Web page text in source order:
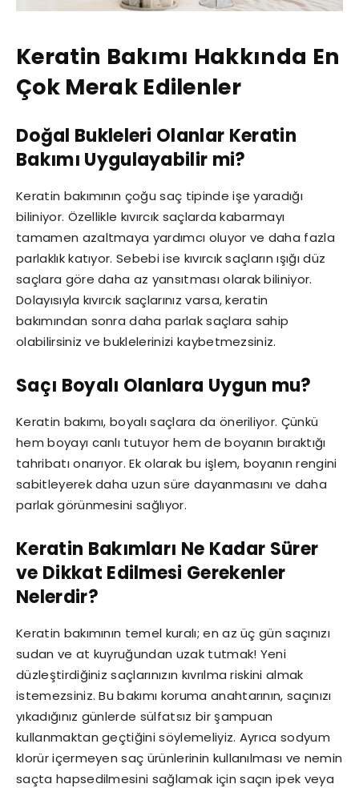
Keratin Bakımı Hakkında En
Çok Merak Edilenler
Doğal Bukleleri Olanlar Keratin
Bakımı Uygulayabilir mi?
Keratin bakımının çoğu saç tipinde işe yaradığı
biliniyor. Özellikle kıvırcık saçlarda kabarmayı
tamamen azaltmaya yardımcı oluyor ve daha fazla
parlaklık katıyor. Sebebi ise kıvırcık saçların ışığı düz
saçlara göre daha az yansıtması olarak biliniyor.
Dolayısıyla kıvırcık saçlarınız varsa, keratin
bakımından sonra daha parlak saçlara sahip
olabilirsiniz ve buklelerinizi kaybetmezsiniz.
Saçı Boyalı Olanlara Uygun mu?
Keratin bakımı, boyalı saçlara da öneriliyor. Çünkü
hem boyayı canlı tutuyor hem de boyanın bıraktığı
tahribatı onarıyor. Ek olarak bu işlem, boyanın rengini
sabitleyerek daha uzun süre dayanmasını ve daha
parlak görünmesini sağlıyor.
Keratin Bakımları Ne Kadar Sürer
ve Dikkat Edilmesi Gerekenler
Nelerdir?
Keratin bakımının temel kuralı; en az üç gün saçınızı
sudan ve at kuyruğundan uzak tutmak! Yeni
düzleştirdiğiniz saçlarınızın kıvrılma riskini almak
istemezsiniz. Bu bakımı koruma anahtarının, saçınızı
yıkadığınız günlerde sülfatsız bir şampuan
kullanmaktan geçtiğini söylemeliyiz. Ayrıca sodyum
klorür içermeyen saç ürünlerinin kullanılması ve nemin
saçta hapsedilmesini sağlamak için saçın ipek veya